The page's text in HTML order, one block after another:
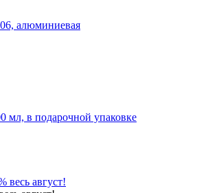
алюминиевая
мл, в подарочной упаковке